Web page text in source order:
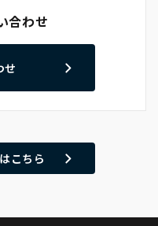
合わせ
せ
こちら